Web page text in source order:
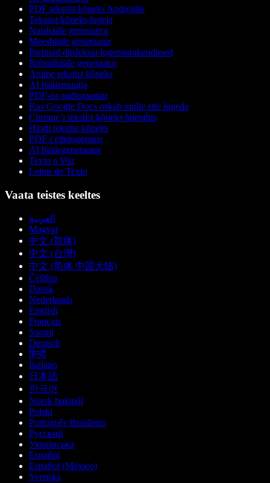
PDF tekstist kõneks Androidis
Tekstist kõneks lugeja
Naishääle generaator
Meeshääle generaator
Parimad düsleksia lugemisrakendused
Robotihääle generaator
Anime tekstist kõneks
AI häälemuutja
PDF-ist audioraamat
Kas Google Docs oskab mulle ette lugeda
Chrome’i tekstist kõneks laiendus
Hindi tekstist kõneks
PDF-i ettelugemine
AI häälegeneraator
Texto a Voz
Leitor de Texto
Vaata teistes keeltes
العربية
Magyar
中文 (简体)
中文 (台灣)
中文 (简体 中国大陆)
Čeština
Dansk
Nederlands
English
Français
Suomi
Deutsch
हिन्दी
Italiano
日本語
한국어
Norsk bokmål
Polski
Português Brasileiro
Русский
Українська
Español
Español (México)
Svenska